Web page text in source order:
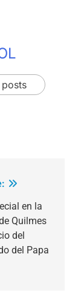
en la
Quilmes
del
del Papa